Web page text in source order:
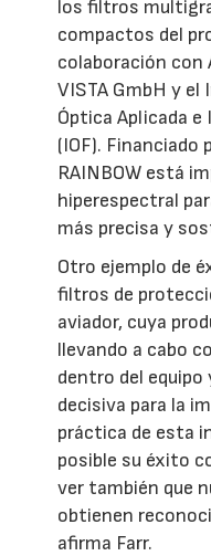
los filtros
compactos del
colaboración con
VISTA GmbH y
Óptica Aplicada e
(IOF). Financiado
RAINBOW está
hiperespectral
más precisa y
Otro ejemplo de
filtros de
aviador, cuya
llevando a cabo
dentro del
decisiva para la
práctica de esta
posible su éxito
ver también que
obtienen
afirma Farr.